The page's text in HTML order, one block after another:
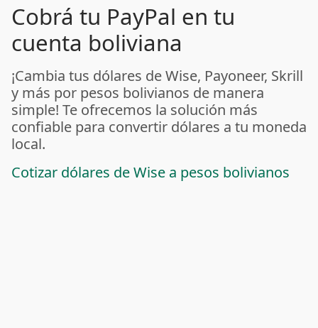
Cobrá tu PayPal en tu
cuenta boliviana
¡Cambia tus dólares de Wise, Payoneer, Skrill
y más por pesos bolivianos de manera
simple! Te ofrecemos la solución más
confiable para convertir dólares a tu moneda
local.
Cotizar dólares de Wise a pesos bolivianos